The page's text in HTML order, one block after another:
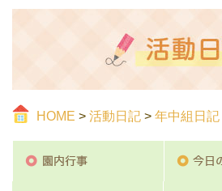
HOME > 活動日記 > 年中組日記